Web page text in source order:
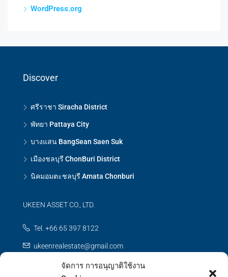
จัดการ การอนุญาติใช้งาน
WordPress.org
Discover
ศรีราชา Siracha District
พัทยา Pattaya City
บางแสน BangSean Saen Suk
เมืองชลบุรี ChonBuri District
นิคมอมตะชลบุรี Amata Chonburi
UKEEN ASSET CO., LTD.
Tel. +66 65 397 8122
ukeenrealestate@gmail.com